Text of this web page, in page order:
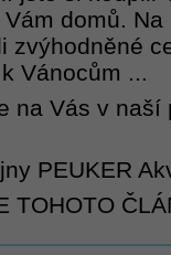
domů.
zvýhodněné
Vánocům ...
na Vás v
PEUKER
TOHOTO